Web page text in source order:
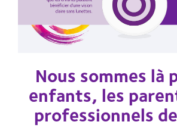
Nous sommes là
enfants, les
professionnels